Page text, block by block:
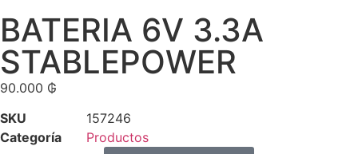
BATERIA 6V 3.3A
STABLEPOWER
90.000 ₲
SKU
157246
Categoría
Productos